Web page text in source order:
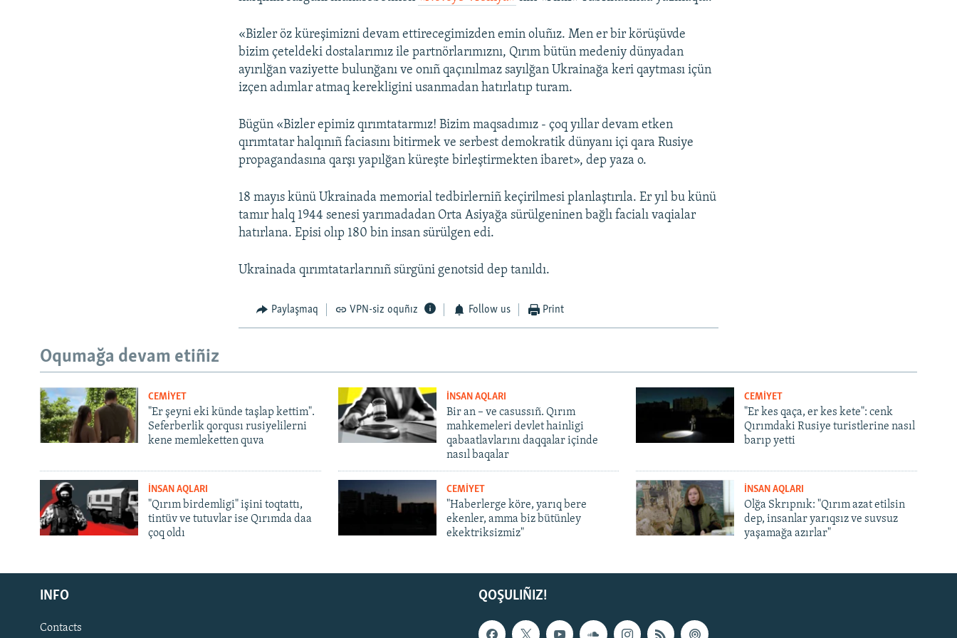
Русский
Українською
QOŞULIÑIZ!
«Bizler öz küreşimizni devam ettirecegimizden emin oluñız. Men er bir körüşüvde
bizim çeteldeki dostalarımız ile partnörlarımıznı, Qırım bütün medeniy dünyadan
ayırılğan vaziyette bulunğanı ve onıñ qaçınılmaz sayılğan Ukrainağa keri qaytması içün
izçen adımlar atmaq kerekligini usanmadan hatırlatıp turam.
Bügün «Bizler epimiz qırımtatarmız! Bizim maqsadımız - çoq yıllar devam etken
qırımtatar halqınıñ faciasını bitirmek ve serbest demokratik dünyanı içi qara Rusiye
propagandasına qarşı yapılğan küreşte birleştirmekten ibaret», dep yaza o.
18 mayıs künü Ukrainada memorial tedbirlerniñ keçirilmesi planlaştırıla. Er yıl bu künü
tamır halq 1944 senesi yarımadadan Orta Asiyağa sürülgeninen bağlı facialı vaqialar
hatırlana. Episi olıp 180 bin insan sürülgen edi.
Ukrainada qırımtatarlarınıñ sürgüni genotsid dep tanıldı.
Paylaşmaq VPN-siz oquñız Follow us Print
Oqumağa devam etiñiz
CEMİYET
"Er şeyni eki künde taşlap kettim".
Seferberlik qorqusı rusiyelilerni
kene memleketten quva
İNSAN AQLARI
Bir an – ve casussıñ. Qırım
mahkemeleri devlet hainligi
qabaatlavlarını daqqalar içinde
nasıl baqalar
CEMİYET
"Er kes qaça, er kes kete": cenk
Qırımdaki Rusiye turistlerine nasıl
barıp yetti
İNSAN AQLARI
"Qırım birdemligi" işini toqtattı,
tintüv ve tutuvlar ise Qırımda daa
çoq oldı
CEMİYET
"Haberlerge köre, yarıq bere
ekenler, amma biz bütünley
ekektriksizmiz"
İNSAN AQLARI
Olğa Skrıpnık: "Qırım azat etilsin
dep, insanlar yarıqsız ve suvsuz
yaşamağa azırlar"
QOŞULIÑIZ!
INFO
Contacts